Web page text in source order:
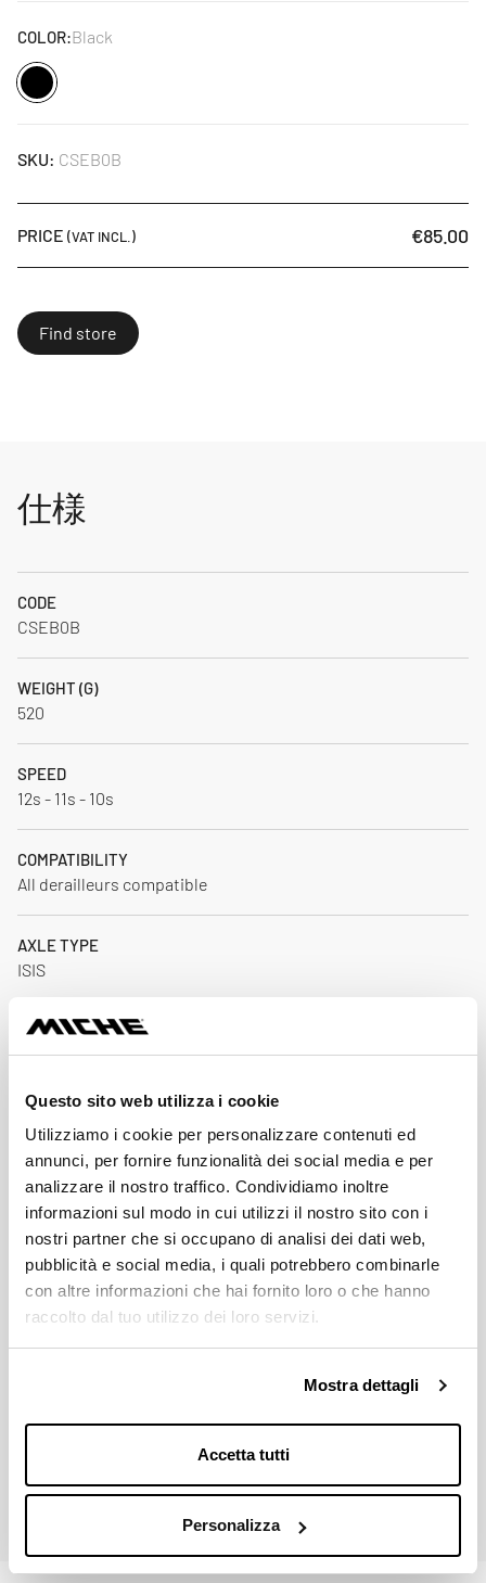
Questo sito web utilizza i cookie
Utilizziamo i cookie per personalizzare contenuti ed
annunci, per fornire funzionalità dei social media e per
analizzare il nostro traffico. Condividiamo inoltre
informazioni sul modo in cui utilizzi il nostro sito con i
nostri partner che si occupano di analisi dei dati web,
pubblicità e social media, i quali potrebbero combinarle
con altre informazioni che hai fornito loro o che hanno
raccolto dal tuo utilizzo dei loro servizi.
Mostra dettagli
Accetta tutti
Personalizza
COLOR:Black
Black
SKU: CSEB0B
PRICE (VAT INCL.) €85.00
Find store
仕様
CODE
CSEB0B
WEIGHT (G)
520
SPEED
12s - 11s - 10s
COMPATIBILITY
All derailleurs compatible
AXLE TYPE
ISIS
INCLUDED ACCESSORIES
Instruction manual
CRANK MATERIAL
Forged alloy - CNC
CRANK LENGTH (MM)
ダウンロード
pdf 21.9MB